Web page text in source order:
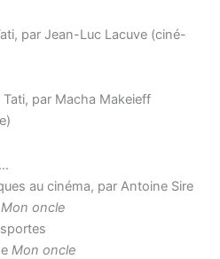
par Jean-Luc Lacuve (ciné-
par Macha Makeieff
au cinéma, par Antoine Sire
Mon oncle
Mon oncle